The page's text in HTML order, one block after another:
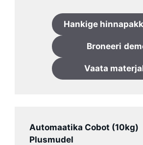
Hankige
Broneeri
Vaata
Automaatika Cobot (10kg)
Plusmudel